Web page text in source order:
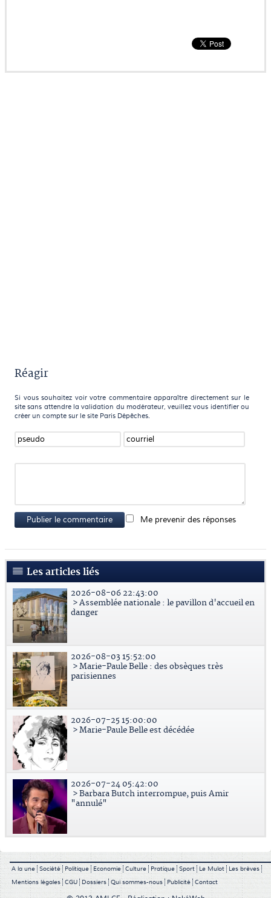
Réagir
Si vous souhaitez voir votre commentaire apparaître directement sur le
site sans attendre la validation du modérateur, veuillez vous identifier ou
créer un compte sur le site Paris Dépêches.
Publier le commentaire Me prevenir des réponses
Les articles liés
2026-08-06 22:43:00
> Assemblée nationale : le pavillon d'accueil en
danger
2026-08-03 15:52:00
> Marie-Paule Belle : des obsèques très
parisiennes
2026-07-25 15:00:00
> Marie-Paule Belle est décédée
2026-07-24 05:42:00
> Barbara Butch interrompue, puis Amir
"annulé"
A la une Société Politique Economie Culture Pratique Sport Le Mulot
Les brèves
Mentions légales CGU Dossiers Qui sommes-nous Publicité Contact